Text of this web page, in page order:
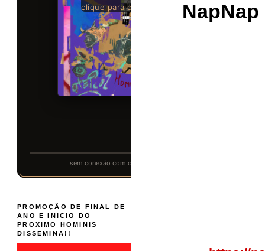
PROMOÇÃO DE FINAL DE
ANO E INICIO DO
PROXIMO HOMINIS
DISSEMINA!!